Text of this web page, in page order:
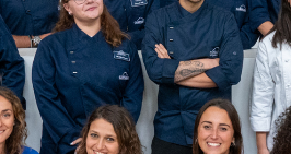
COURS
CONSEILS
CONTACTS